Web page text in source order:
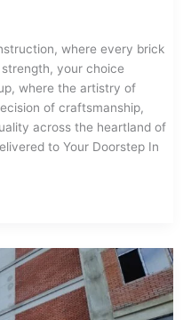
where every brick
your choice
where the artistry of
of craftsmanship,
across the heartland of
to Your Doorstep In